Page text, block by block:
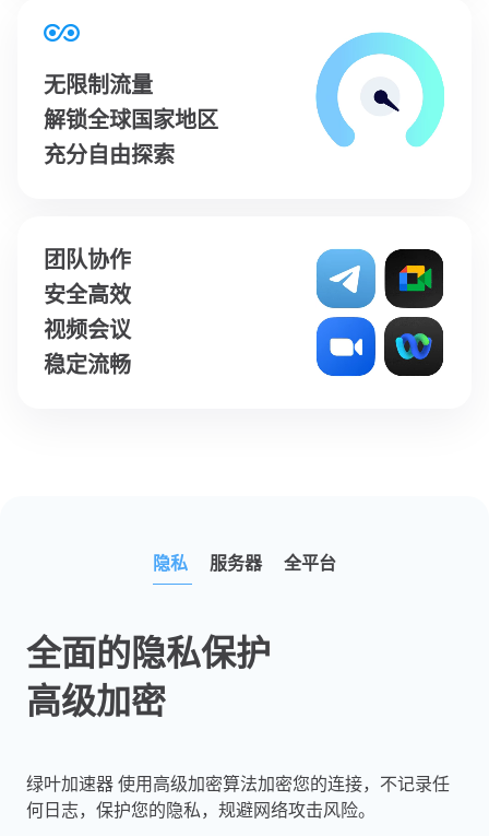
无限制流量
解锁全球国家地区
充分自由探索
团队协作
安全高效
视频会议
稳定流畅
隐私 服务器 全平台
全面的隐私保护
高级加密
绿叶加速器 使用高级加密算法加密您的连接，不记录任
何日志，保护您的隐私，规避网络攻击风险。